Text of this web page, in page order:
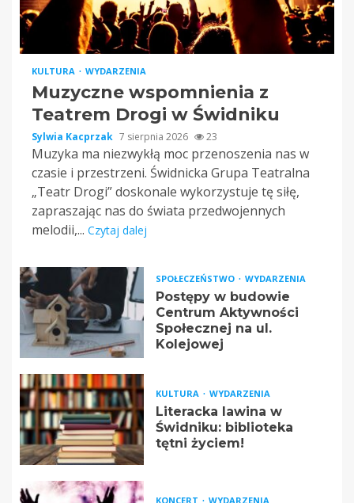
KULTURA WYDARZENIA
Muzyczne wspomnienia z
Teatrem Drogi w Świdniku
Sylwia Kacprzak 7 sierpnia 2026 23
Muzyka ma niezwykłą moc przenoszenia nas w
czasie i przestrzeni. Świdnicka Grupa Teatralna
„Teatr Drogi” doskonale wykorzystuje tę siłę,
zapraszając nas do świata przedwojennych
melodii,... Czytaj dalej
SPOŁECZEŃSTWO WYDARZENIA
Postępy w budowie
Centrum Aktywności
Społecznej na ul.
Kolejowej
KULTURA WYDARZENIA
Literacka lawina w
Świdniku: biblioteka
tętni życiem!
KONCERT WYDARZENIA